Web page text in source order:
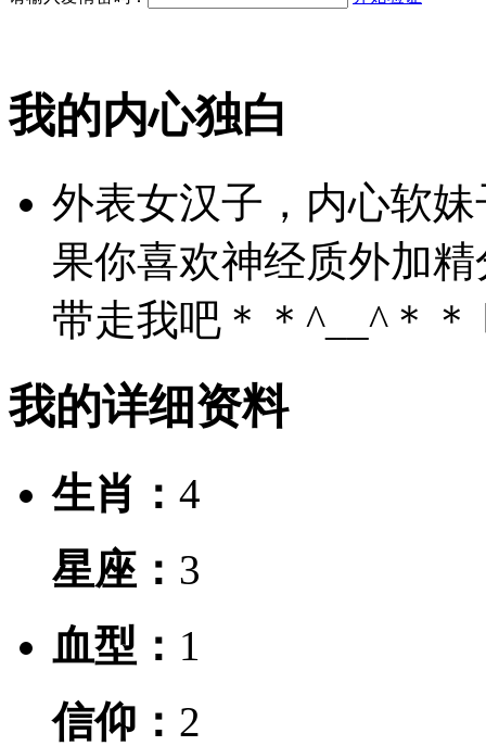
我的内心独白
外表女汉子，内心软
果你喜欢神经质外加
带走我吧＊＊^__^＊
我的详细资料
生肖： 4
星座： 3
血型： 1
信仰： 2